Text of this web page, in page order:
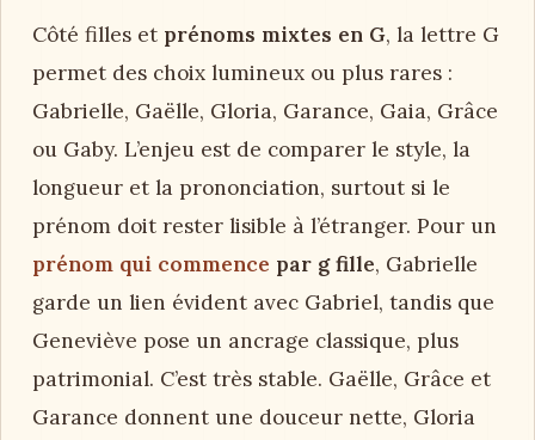
Côté filles et prénoms mixtes en G, la lettre G
permet des choix lumineux ou plus rares :
Gabrielle, Gaëlle, Gloria, Garance, Gaia, Grâce
ou Gaby. L’enjeu est de comparer le style, la
longueur et la prononciation, surtout si le
prénom doit rester lisible à l’étranger. Pour un
prénom qui commence par g fille, Gabrielle
garde un lien évident avec Gabriel, tandis que
Geneviève pose un ancrage classique, plus
patrimonial. C’est très stable. Gaëlle, Grâce et
Garance donnent une douceur nette, Gloria